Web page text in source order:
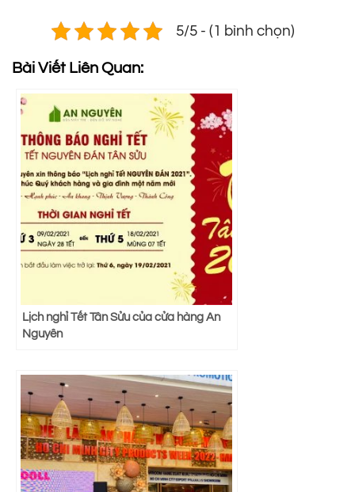
5/5 - (1 bình chọn)
Bài Viết Liên Quan:
Lịch nghỉ Tết Tân Sửu của cửa hàng An
Nguyên